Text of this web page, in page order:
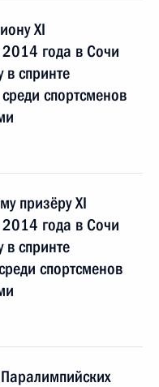
XI
года в Сочи
в спринте
спортсменов
призёру XI
года в Сочи
в спринте
спортсменов